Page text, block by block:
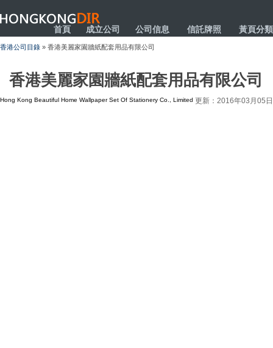
HONGKONGDIR
首頁 成立公司 公司信息 信託牌照 黃頁分類
香港公司目錄 » 香港美麗家園牆紙配套用品有限公司
香港美麗家園牆紙配套用品有限公司
Hong Kong Beautiful Home Wallpaper Set Of Stationery Co., Limited 更新：2016年03月05日